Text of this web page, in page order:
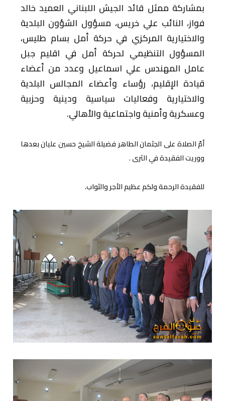
بمشاركة ممثل قائد الجيش اللبناني العميد خالد
فواز، النائب علي خريس، مسؤول الشؤون البلدية
والاختيارية المركزي في حركة أمل بسام طليس،
المسؤول التنظيمي لحركة أمل في اقليم جبل
عامل المهندس علي اسماعيل وعدد من أعضاء
قيادة الإقليم، رؤساء وأعضاء المجالس البلدية
والاختيارية وفعاليات سياسية ودينية وحزبية
وعسكرية وأمنية واجتماعية والأهالي.
أمّ الصلاة على الجثمان الطاهر فضيلة الشيخ حسين عليان بعدها
ووريت الفقيدة في الثرى .
للفقيدة الرحمة ولكم عظيم الأجر والثواب.